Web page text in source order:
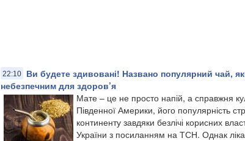
22:10
Ви будете здивовані! Названо популярний чай,
небезпечним для здоров’я
Мате – це не просто напій, а справжня
Південної Америки, його популярність
континенту завдяки безлічі корисних
України з посиланням на ТСН. Однак